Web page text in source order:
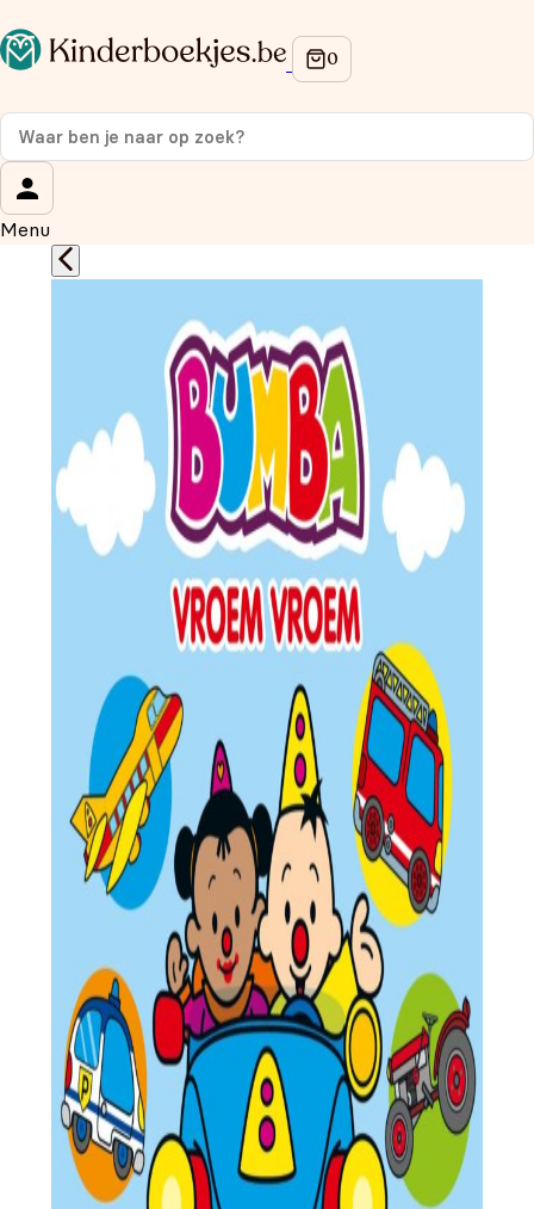
Menu
Op de hoogte blijven van onze acties?
Meld je aan voor onze nieuwsbrief en ontvang
korting
Wat is je voornaam?
Wat is je e-mailadres?*
Aanmelden
We gebruiken je gegevens om contact op te nemen, in
overeenstemming met ons
privacybeleid.